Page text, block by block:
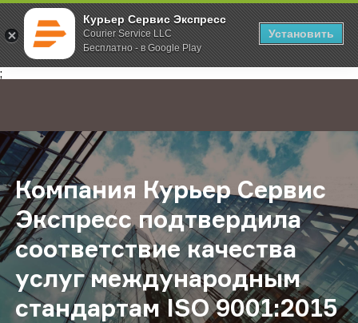
Курьер Сервис Экспресс
Courier Service LLC
Бесплатно - в Google Play
Установить
;
Главная О компании Новости Компания Курьер Сервис
Компания Курьер Сервис
Экспресс подтвердила
соответствие качества
услуг международным
стандартам ISO 9001:2015